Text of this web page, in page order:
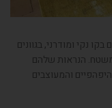
נקי ומודרני, בגוונים
הנראות שלהם
והמעוצבים